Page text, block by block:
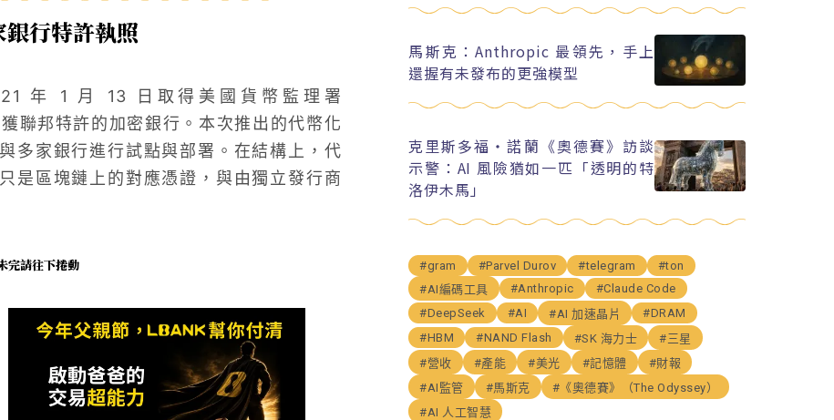
行特許執照
年 1 月 13 日取得美國貨幣監理署
聯邦特許的加密銀行。本次推出的代幣化
多家銀行進行試點與部署。在結構上，代
是區塊鏈上的對應憑證，與由獨立發行商
完請往下捲動
馬斯克：Anthropic 最領先，手上
還握有未發布的更強模型
克里斯多福・諾蘭《奧德賽》訪談
示警：AI 風險猶如一匹「透明的特
洛伊木馬」
#gram #Parvel Durov #telegram
#ton
#AI編碼工具
#Anthropic
#Claude Code
#DeepSeek
#AI #AI 加速晶片
#DRAM
#HBM
#NAND Flash #SK 海力士
#三星
#營收
#產能 #美光 #記憶體
#財報
#AI監管
#馬斯克
#《奧德賽》（The Odyssey）
#AI 人工智慧